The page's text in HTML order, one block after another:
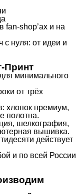
fan-shop’ах и на
с нуля: от идеи и
Принт
минимального
от трёх
хлопок премиум,
полотна.
шелкография,
вышивка.
действует
и по всей России